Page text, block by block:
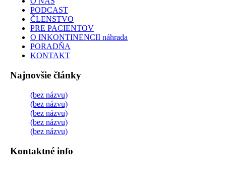
PODCAST
ČLENSTVO
PRE PACIENTOV
O INKONTINENCII náhrada
PORADŇA
KONTAKT
Najnovšie články
(bez názvu)
(bez názvu)
(bez názvu)
(bez názvu)
(bez názvu)
Kontaktné info